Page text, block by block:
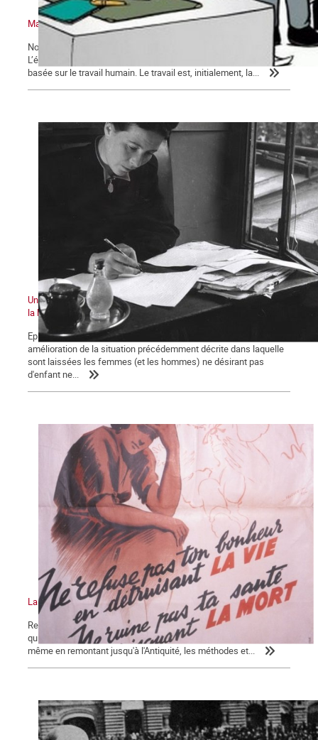
Marxisme économie – 2 : Retour sur quelques idées reçues
Nous poursuivons ici notre exposé sur l’économie et le marxisme.
L’économie, comme nous l’avons précédemment montré, est
basée sur le travail humain. Le travail est, initialement, la...
Une histoire du ventre des femmes au XXe siècle : la bataille pour
la légalisation de l'avortement
Episode 3 Au lendemain de la seconde guerre mondiale, aucune
amélioration de la situation précédemment décrite dans laquelle
sont laissées les femmes (et les hommes) ne désirant pas
d'enfant ne...
La bataille pour la légalisation de l'avortement, épisode 2
Revenons sur la question essentielle à l'origine de l'hécatombe
qui a été décrit dans le premier épisode. Sous l'Ancien Régime, et
même en remontant jusqu'à l'Antiquité, les méthodes et...